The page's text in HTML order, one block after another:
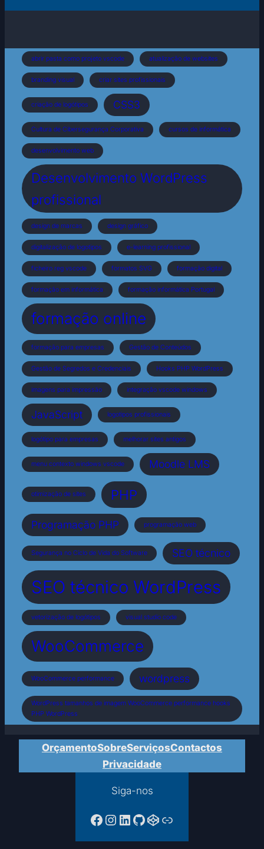
abrir pasta como projeto vscode atualização de websites
branding visual criar sites profissionais
criação de logótipos CSS3
Cultura de Cibersegurança Corporativa cursos de informática
desenvolvimento web
Desenvolvimento WordPress
profissional
design de marcas design gráfico
digitalização de logotipos e-learning profissional
ficheiro reg vscode formatos SVG formação digital
formação em informática formação informática Portugal
formação online
formação para empresas Gestão de Conteúdos
Gestão de Segredos e Credenciais Hooks PHP WordPress
imagens para impressão integração vscode windows
JavaScript logotipos profissionais
logótipo para empresas melhorar sites antigos
menu contexto windows vscode Moodle LMS
otimização de sites PHP
Programação PHP programação web
Segurança no Ciclo de Vida do Software SEO técnico
SEO técnico WordPress
vetorização de logótipos visual studio code
WooCommerce
WooCommerce performance wordpress
WordPress tamanhos de imagem WooCommerce performance hooks
PHP WordPress
OrçamentoSobreServiçosContactos
Privacidade
Siga-nos
Facebook da PTPAC
Instagram
LinkedIn
GitHub
CodePen
Ligação